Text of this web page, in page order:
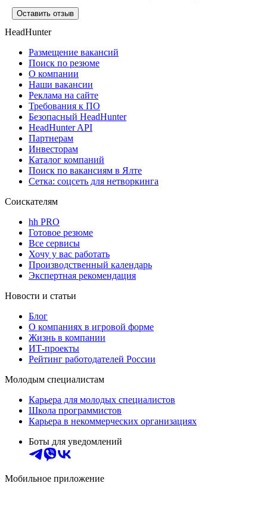
Оставить отзыв
HeadHunter
Размещение вакансий
Поиск по резюме
О компании
Наши вакансии
Реклама на сайте
Требования к ПО
Безопасный HeadHunter
HeadHunter API
Партнерам
Инвесторам
Каталог компаний
Поиск по вакансиям в Ялте
Сетка: соцсеть для нетворкинга
Соискателям
hh PRO
Готовое резюме
Все сервисы
Хочу у вас работать
Производственный календарь
Экспертная рекомендация
Новости и статьи
Блог
О компаниях в игровой форме
Жизнь в компании
ИТ-проекты
Рейтинг работодателей России
Молодым специалистам
Карьера для молодых специалистов
Школа программистов
Карьера в некоммерческих организациях
Боты для уведомлений
Мобильное приложение